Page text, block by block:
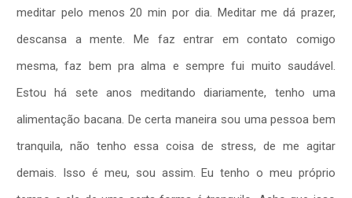
meditar pelo menos 20 min por dia. Meditar me dá prazer,
descansa a mente. Me faz entrar em contato comigo
mesma, faz bem pra alma e sempre fui muito saudável.
Estou há sete anos meditando diariamente, tenho uma
alimentação bacana. De certa maneira sou uma pessoa bem
tranquila, não tenho essa coisa de stress, de me agitar
demais. Isso é meu, sou assim. Eu tenho o meu próprio